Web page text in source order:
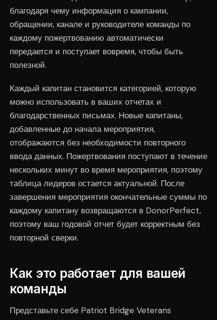
благодаря чему информация о кампании,
обращении, канале и руководителе команды по
каждому пожертвованию автоматически
передается и поступает вовремя, чтобы быть
полезной.
Каждый капитан становится категорией, которую
можно использовать в ваших отчетах и
благодарственных письмах. Новые капитаны,
добавленные до начала мероприятия,
отображаются без необходимости повторного
ввода данных. Пожертвования поступают в течение
нескольких минут во время мероприятия, поэтому
таблица лидеров остается актуальной. После
завершения мероприятия окончательные суммы по
каждому капитану возвращаются в DonorPerfect,
поэтому ваш годовой отчет будет корректным без
повторной сверки.
Как это работает для вашей
команды
Представьте себе Patriot Bridge Veterans